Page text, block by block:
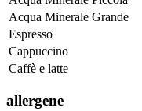
Acqua Minerale Grande
Espresso
Cappuccino
Caffè e latte
allergene